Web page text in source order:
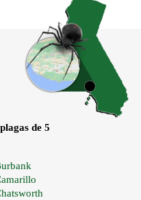
de 5